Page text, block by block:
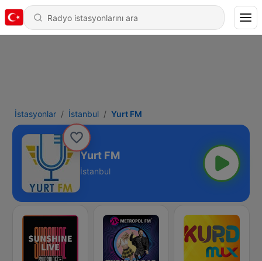
İstasyonlar İstanbul Yurt FM
Yurt FM
İstanbul